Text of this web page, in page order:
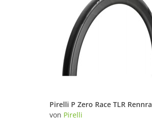
von Pirelli